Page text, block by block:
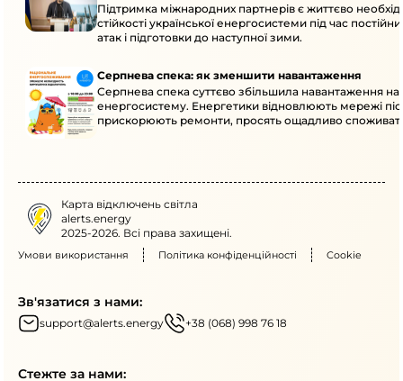
енергосистеми
Підтримка міжнародних партнерів є життєво
стійкості української енергосистеми під час
атак і підготовки до наступної зими.
Серпнева спека: як зменшити навантаження
Серпнева спека суттєво збільшила навантаження на
енергосистему. Енергетики відновлюють мережі
прискорюють ремонти, просять ощадливо
Карта відключень світла
alerts.energy
2025-2026. Всі права захищені.
Умови використання Політика конфіденційності Cookie
Зв'язатися з нами:
support@alerts.energy +38 (068) 998 76 18
Стежте за нами: